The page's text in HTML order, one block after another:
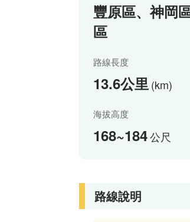
豐原區、神岡
區
路線長度
13.6公里(km)
海拔高度
168~184公尺
路線說明